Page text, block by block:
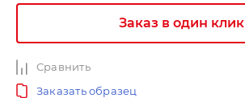
Заказ в один клик
Сравнить
Заказать образец